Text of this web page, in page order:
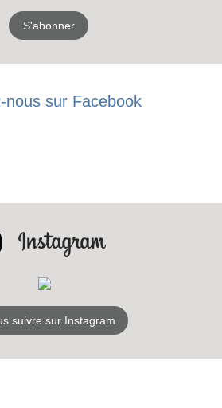
LES
S'abonner
nous sur Facebook
suivre sur Instagram